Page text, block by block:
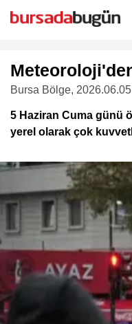
Bursa Bölge,
5 Haziran Cuma günü
yerel olarak çok